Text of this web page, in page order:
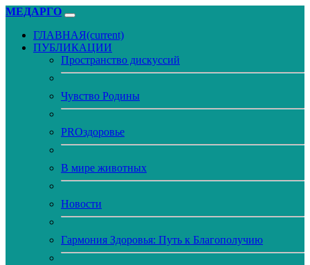
МЕДАРГО
ГЛАВНАЯ(current)
ПУБЛИКАЦИИ
Пространство дискуссий
Чувство Родины
PROздоровье
В мире животных
Новости
Гармония Здоровья: Путь к Благополучию